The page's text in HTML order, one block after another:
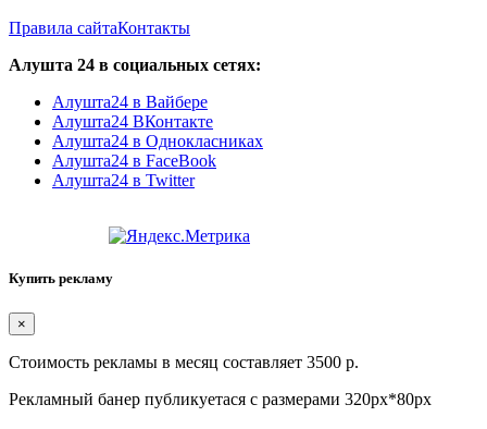
Правила сайтаКонтакты
Алушта 24 в социальных сетях:
Алушта24 в Вайбере
Алушта24 ВКонтакте
Алушта24 в Однокласниках
Алушта24 в FaceBook
Алушта24 в Twitter
Купить рекламу
×
Стоимость рекламы в месяц составляет 3500 р.
Рекламный банер публикуетася с размерами 320px*80px